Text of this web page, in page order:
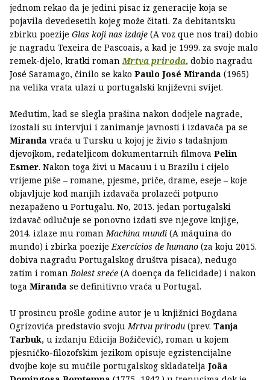
jednom rekao da je jedini pisac iz generacije koja se
pojavila devedesetih kojeg može čitati. Za debitantsku
zbirku poezije Glas koji nas izdaje (A voz que nos trai) dobio
je nagradu Texeira de Pascoais, a kad je 1999. za svoje malo
remek-djelo, kratki roman Mrtva priroda, dobio nagradu
José Saramago, činilo se kako Paulo José Miranda (1965)
na velika vrata ulazi u portugalski književni svijet.
Međutim, kad se slegla prašina nakon dodjele nagrade,
izostali su intervjui i zanimanje javnosti i izdavača pa se
Miranda vraća u Tursku u kojoj je živio s tadašnjom
djevojkom, redateljicom dokumentarnih filmova Pelin
Esmer. Nakon toga živi u Macauu i u Brazilu i cijelo
vrijeme piše – romane, pjesme, priče, drame, eseje – koje
objavljuje kod manjih izdavača prolazeći potpuno
nezapaženo u Portugalu. No, 2013. jedan portugalski
izdavač odlučuje se ponovno izdati sve njegove knjige,
2014. izlaze mu roman Machina mundi (A máquina do
mundo) i zbirka poezije Exercícios de humano (za koju 2015.
dobiva nagradu Portugalskog društva pisaca), nedugo
zatim i roman Bolest sreće (A doença da felicidade) i nakon
toga Miranda se definitivno vraća u Portugal.
U prosincu prošle godine autor je u knjižnici Bogdana
Ogrizovića predstavio svoju Mrtvu prirodu (prev. Tanja
Tarbuk, u izdanju Edicija Božičević), roman u kojem
pjesničko-filozofskim jezikom opisuje egzistencijalne
dvojbe koje su mučile portugalskog skladatelja Joãa